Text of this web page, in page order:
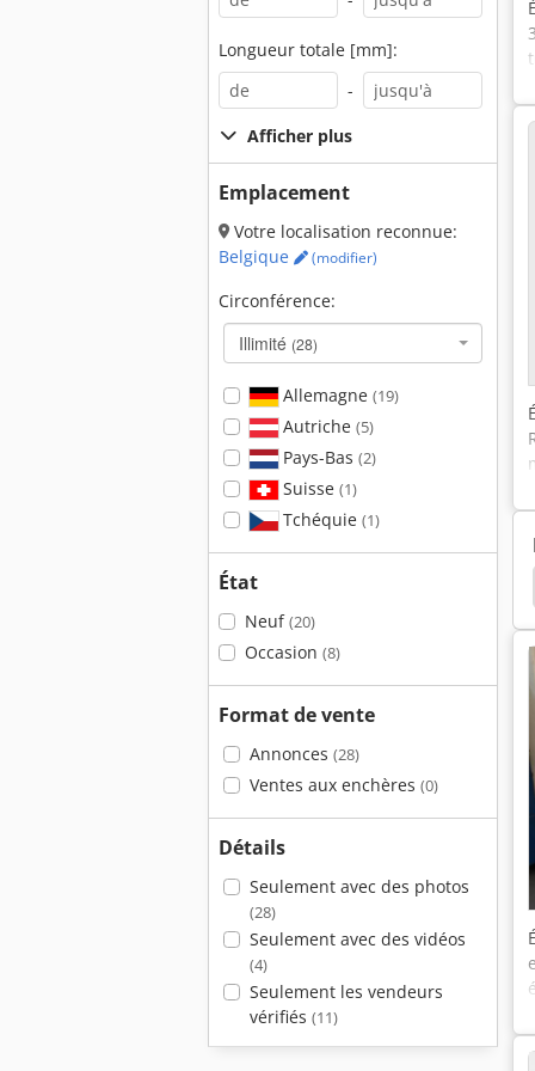
Longueur totale [mm]:
-
Afficher plus
Emplacement
Votre localisation reconnue:
Belgique
(modifier)
Circonférence:
Illimité (28)
Allemagne (19)
Autriche (5)
Pays-Bas (2)
Suisse (1)
Tchéquie (1)
État
Neuf(20)
Occasion (8)
Format de vente
Annonces (28)
Ventes aux enchères (0)
Détails
Seulement avec des photos
(28)
Seulement avec des vidéos
(4)
Seulement les vendeurs
vérifiés (11)
Ponceuse À Bande